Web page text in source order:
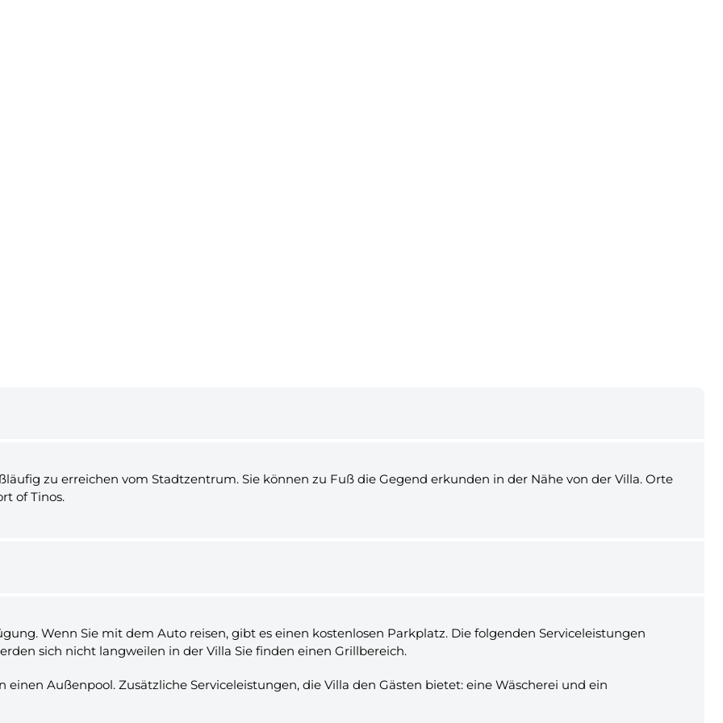
zu erreichen vom Stadtzentrum. Sie können zu Fuß die Gegend erkunden in der Nähe von der Villa. Orte
of Tinos.
Wenn Sie mit dem Auto reisen, gibt es einen kostenlosen Parkplatz. Die folgenden Serviceleistungen
sich nicht langweilen in der Villa Sie finden einen Grillbereich.
Außenpool. Zusätzliche Serviceleistungen, die Villa den Gästen bietet: eine Wäscherei und ein